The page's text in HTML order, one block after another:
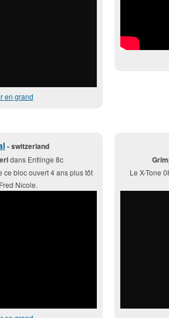
en grand
- switzerland
dans Entlinge 8c
ce bloc ouvert 4 ans plus tôt
Nicole.
Le X-Tone